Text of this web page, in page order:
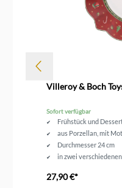
Villeroy & Boch
Sofort verfügbar
Frühstück und
aus Porzellan, mit
Durchmesser 24 cm
in zwei
27,90 €*